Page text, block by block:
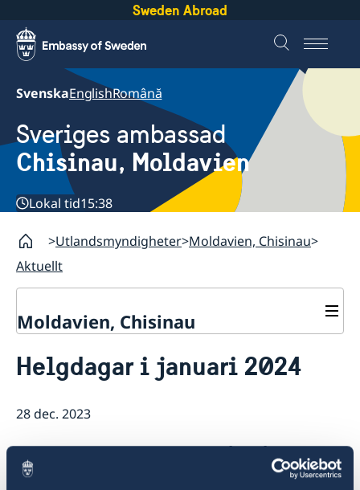
Sweden Abroad
SvenskaEnglishRomână
Sveriges ambassad
Chisinau, Moldavien
Lokal tid15:38
Utlandsmyndigheter Moldavien, Chisinau
Aktuellt
Moldavien, Chisinau
Om oss
Aktuellt
EU:s utvecklingssamarbete
Korruption
Helgdagar i januari 2024
28 dec. 2023
Ambassaden är stängd på nyårsdagen
den 1 januari och ortodoxa annandag